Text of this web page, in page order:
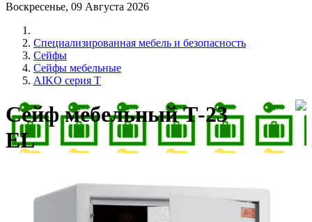
Воскресенье, 09 Августа 2026
Cпециализированная мебель и безопасность
Сейфы
Сейфы мебельные
AIKO серия Т
Сейф мебельный Т-23
EL